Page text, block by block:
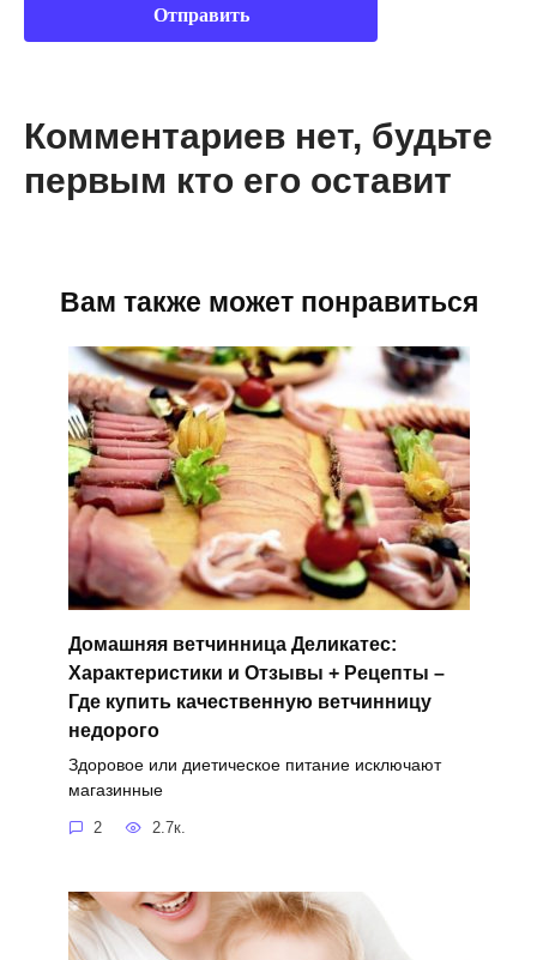
Комментариев нет, будьте
первым кто его оставит
Вам также может понравиться
Домашняя ветчинница Деликатес:
Характеристики и Отзывы + Рецепты –
Где купить качественную ветчинницу
недорого
Здоровое или диетическое питание исключают
магазинные
2 2.7к.